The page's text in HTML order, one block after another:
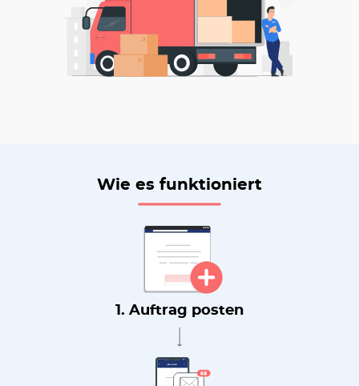
Wie es funktioniert
1. Auftrag posten